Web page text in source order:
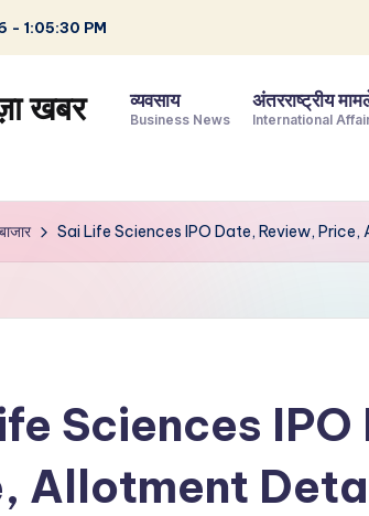
- 1:05:31 PM
खबर व्यवसाय
Business News
अंतरराष्ट्रीय
International
Sai Life Sciences IPO Date, Review,
Sciences
Allotment